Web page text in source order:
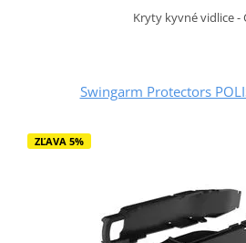
Kryty kyvné vidlice -
Swingarm Protectors
ZĽAVA 5%